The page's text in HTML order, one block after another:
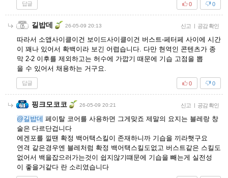
답글 0
0
길밥데 26-05-09 20:13 신고 | 공감 확인
따라서 소앱사이클이건 보이드사이클이건 버스트-페터페 사이에 시간
이 꽤나 있어서 확백이라 보긴 어렵습니다. 다만 현역인 콘텐츠가 종
막 2-2 이후를 제외하고는 허수에 가깝기 때문에 기습 고점을 뽑
을 수 있어서 채용하는 거구요.
답글 0
0
핑크모코코 26-05-09 20:21 신고 | 공감 확인
@길밥데 페이탈 코어를 사용하면 그게맞죠 제말의 요지는 블레랑 창
술은 다르단겁니다
에겐포를 낄땐 확정 백어택스킬이 존재하니까 기습을 끼라햇구요
연격 같은경우엔 블레처럼 확정 백어택스킬도없고 버스트같은 스킬도
없어서 백을잡으러가는것이 쉽지않기떄문에 기습을 빼는게 실전성
이 좋을거같다 란 소리였습니다